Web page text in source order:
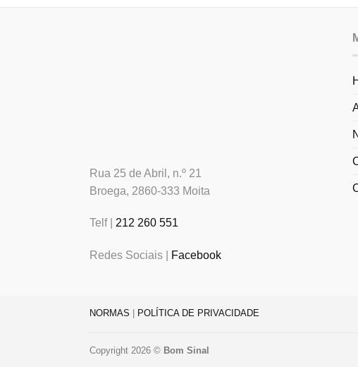
Rua 25 de Abril, n.º 21
Broega, 2860-333 Moita
Telf | 212 260 551
Redes Sociais | Facebook
NORMAS POLÍTICA DE PRIVACIDADE
Copyright 2026 © Bom Sinal